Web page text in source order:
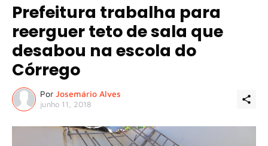
Prefeitura trabalha para
reerguer teto de sala que
desabou na escola do
Córrego
Por Josemário Alves
junho 11, 2018